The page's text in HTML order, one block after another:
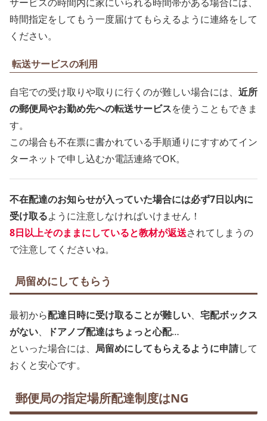
時間指定をしてもう一度届けてもらえるように連絡をして
ください。
転送サービスの利用
自宅での受け取りや取りに行くのが難しい場合には、 近所
の郵便局やお勤め先への転送サービスを使うこともできま
す。
この場合も不在票に書かれている手順通りにすすめてイン
ターネットで申し込むか電話連絡でOK。
不在配達のお知らせが入っていた場合には必ず7日以内に
受け取るように注意しなければいけません！
8日以上そのままにしていると教材が返送されてしまうの
で注意してくださいね。
局留めにしてもらう
最初から配達日時に受け取ることが難しい、 宅配ボックス
がない、 ドアノブ配達はちょっと心配…
といった場合には、 局留めにしてもらえるように申請して
おくと安心です。
郵便局の指定場所配達制度はNG